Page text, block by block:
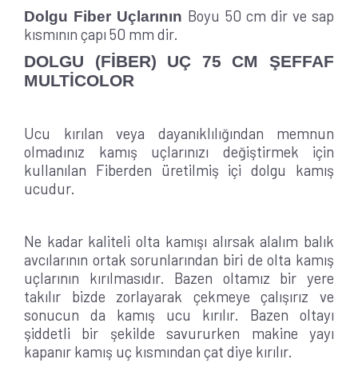
Dolgu Fiber Uçlarının Boyu 50 cm dir ve sap
kısmının çapı 50 mm dir.
DOLGU (FİBER) UÇ 75 CM ŞEFFAF
MULTİCOLOR
Ucu kırılan veya dayanıklılığından memnun
olmadınız kamış uçlarınızı değiştirmek için
kullanılan Fiberden üretilmiş içi dolgu kamış
ucudur.
Ne kadar kaliteli olta kamışı alırsak alalım balık
avcılarının ortak sorunlarından biri de olta kamış
uçlarının kırılmasıdır. Bazen oltamız bir yere
takılır bizde zorlayarak çekmeye çalışırız ve
sonucun da kamış ucu kırılır. Bazen oltayı
şiddetli bir şekilde savururken makine yayı
kapanır kamış uç kısmından çat diye kırılır.